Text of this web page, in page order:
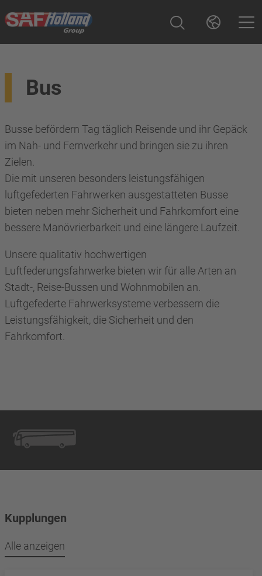
Bus
Busse befördern Tag täglich Reisende und ihr Gepäck
im Nah- und Fernverkehr und bringen sie zu ihren
Zielen.
Die mit unseren besonders leistungsfähigen
luftgefederten Fahrwerken ausgestatteten Busse
bieten neben mehr Sicherheit und Fahrkomfort eine
bessere Manövrierbarkeit und eine längere Laufzeit.
Unsere qualitativ hochwertigen
Luftfederungsfahrwerke bieten wir für alle Arten an
Stadt-, Reise-Bussen und Wohnmobilen an.
Luftgefederte Fahrwerksysteme verbessern die
Leistungsfähigkeit, die Sicherheit und den
Fahrkomfort.
Kupplungen
Alle anzeigen